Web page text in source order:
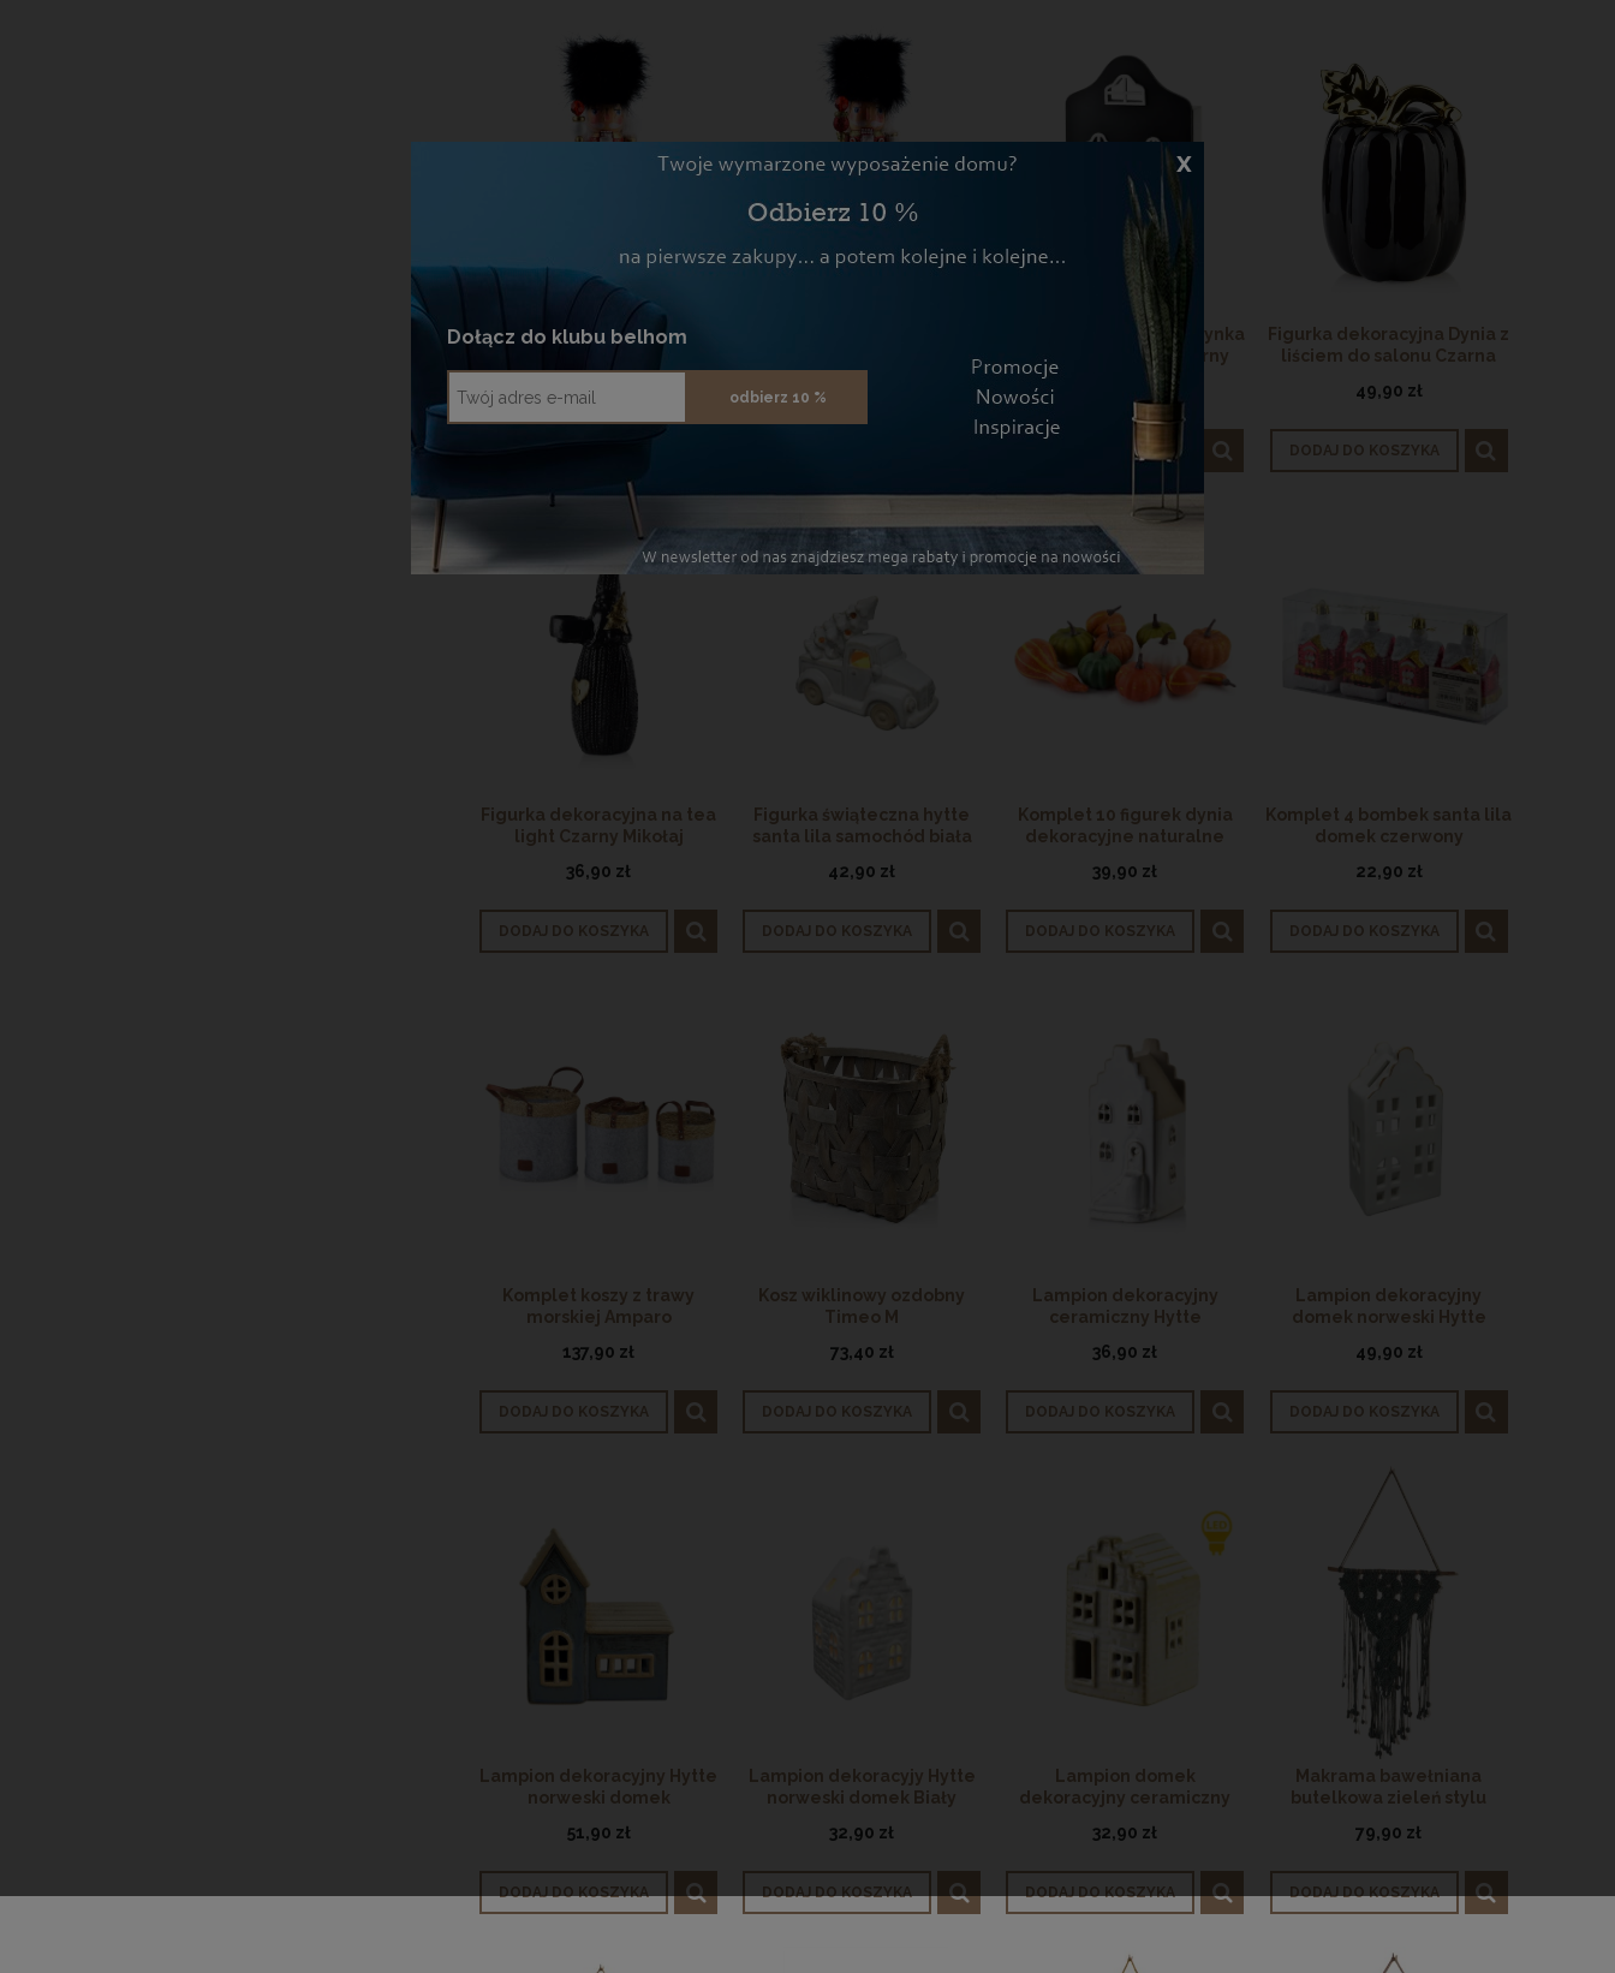
Dziadek do orzechów
120,65 zł
Elegancka solidna skrzynka
na klucze domek czarny
DODAJ DO KOSZYKA
Figurka dekoracyjna Dynia z
liściem do salonu Czarna
49,90 zł
DODAJ DO KOSZYKA
Figurka dekoracyjna na tea
light Czarny Mikołaj
36,90 zł
DODAJ DO KOSZYKA
Figurka świąteczna hytte
santa lila samochód biała
42,90 zł
DODAJ DO KOSZYKA
Komplet 10 figurek dynia
dekoracyjne naturalne
39,90 zł
DODAJ DO KOSZYKA
Komplet 4 bombek santa lila
domek czerwony
22,90 zł
DODAJ DO KOSZYKA
Komplet koszy z trawy
morskiej Amparo
137,90 zł
DODAJ DO KOSZYKA
Kosz wiklinowy ozdobny
Timeo M
73,40 zł
DODAJ DO KOSZYKA
Lampion dekoracyjny
ceramiczny Hytte
36,90 zł
DODAJ DO KOSZYKA
Lampion dekoracyjny
domek norweski Hytte
49,90 zł
DODAJ DO KOSZYKA
Lampion dekoracyjny Hytte
norweski domek
51,90 zł
DODAJ DO KOSZYKA
Lampion dekoracyjy Hytte
norweski domek Biały
32,90 zł
DODAJ DO KOSZYKA
Lampion domek
dekoracyjny ceramiczny
32,90 zł
DODAJ DO KOSZYKA
Makrama bawełniana
butelkowa zieleń stylu
79,90 zł
DODAJ DO KOSZYKA
x
Dołącz do klubu belhom
odbierz 10 %